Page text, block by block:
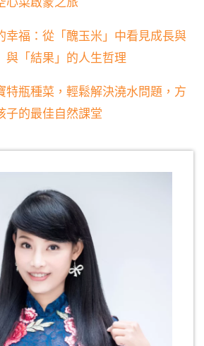
幸福：從「醜玉米」中看見成長與
與「結果」的人生哲理
特瓶種菜，輕鬆解決澆水問題，方
子的最佳自然課堂